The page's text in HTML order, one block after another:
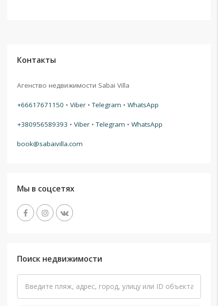
Контакты
Агенство недвижимости Sabai Villa
+66617671150 • Viber •Telegram • WhatsApp
+380956589393 • Viber •Telegram • WhatsApp
book@sabaivilla.com
Мы в соцсетях
Поиск недвижимости